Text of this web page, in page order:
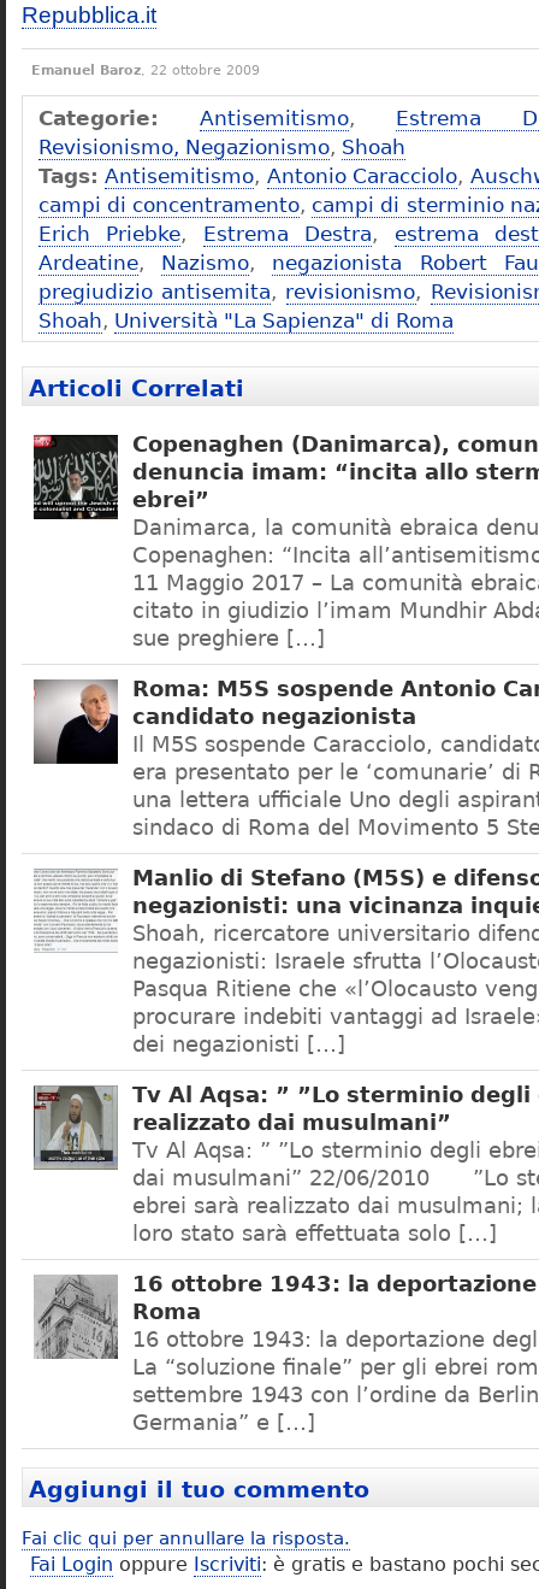
Repubblica.it
Emanuel Baroz, 22 ottobre 2009
Categorie: Antisemitismo, Estrema
Revisionismo, Negazionismo, Shoah
Tags: Antisemitismo, Antonio Caracciolo,
campi di concentramento, campi di sterminio
Erich Priebke, Estrema Destra, estrema
Ardeatine, Nazismo, negazionista Robert
pregiudizio antisemita, revisionismo,
Shoah, Università "La Sapienza" di Roma
Articoli Correlati
Copenaghen (Danimarca),
denuncia imam: “incita allo
ebrei”
Danimarca, la comunità ebraica
Copenaghen: “Incita
11 Maggio 2017 – La comunità
citato in giudizio l’imam Mundhir
sue preghiere […]
Roma: M5S sospende Antonio
candidato negazionista
Il M5S sospende Caracciolo,
era presentato per le ‘comunarie’ di
una lettera ufficiale Uno degli
sindaco di Roma del Movimento 5
Manlio di Stefano (M5S) e
negazionisti: una vicinanza
Shoah, ricercatore universitario
negazionisti: Israele sfrutta
Pasqua Ritiene che «l’Olocausto
procurare indebiti vantaggi ad
dei negazionisti […]
Tv Al Aqsa: ” ”Lo sterminio degli
realizzato dai musulmani”
Tv Al Aqsa: ” ”Lo sterminio degli
dai musulmani” 22/06/2010 ”Lo
ebrei sarà realizzato dai musulmani;
loro stato sarà effettuata solo […]
16 ottobre 1943: la
Roma
16 ottobre 1943: la deportazione
La “soluzione finale” per gli ebrei
settembre 1943 con l’ordine da
Germania” e […]
Aggiungi il tuo commento
Fai clic qui per annullare la risposta.
Fai Login oppure Iscriviti: è gratis e bastano pochi